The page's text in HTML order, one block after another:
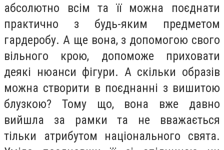
абсолютно всім та її можна поєднати
практично з будь-яким предметом
гардеробу. А ще вона, з допомогою свого
вільного крою, допоможе приховати
деякі нюанси фігури. А скільки образів
можна створити в поєднанні з вишитою
блузкою? Тому що, вона вже давно
вийшла за рамки та не вважається
тільки атрибутом національного свята.